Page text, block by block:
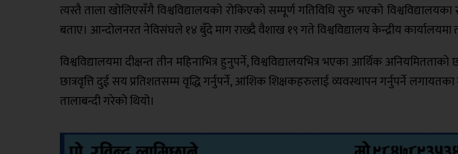
त्यस्तै ताला खोलिएसँगै विश्वविद्यालयको रोकिएको सम्पूर्ण गतिविधि सुरु भएको विश्वविद्यालयका
बताए। आन्दोलनरत नेविसंघले १४ बुँदे माग राख्दै वैशाख १९ गते विश्वविद्यालय केन्द्रीय कार्यालयमा
विश्वविद्यालयमा दीक्षन्त तीन महिनाभित्र हुनुपर्ने, विश्वविद्यालयभित्र भएका आर्थिक अनियमितताको
छात्रवृत्ति दुई सय प्रतिशतसम्म वृद्धि गर्नुपर्ने, आंशिक शिक्षकहरुलाई व्यवस्थापन गर्नुपर्ने लगायतका
तालाबन्दी गरेको थियो।